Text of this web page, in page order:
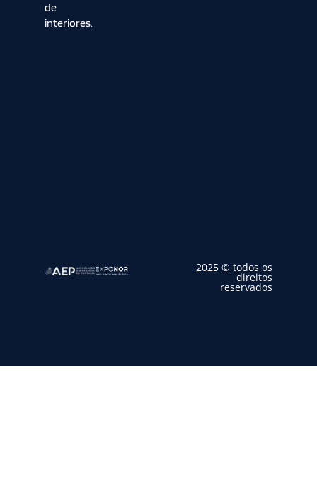
de
interiores.
2025 © todos os
direitos
reservados